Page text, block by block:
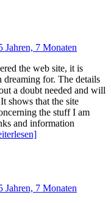
Jahren, 7 Monaten
the web site, it is
dreaming for. The details
a doubt needed and will
shows that the site
the stuff I am
and information
Jahren, 7 Monaten